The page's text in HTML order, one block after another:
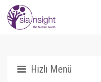
Hızlı Menü